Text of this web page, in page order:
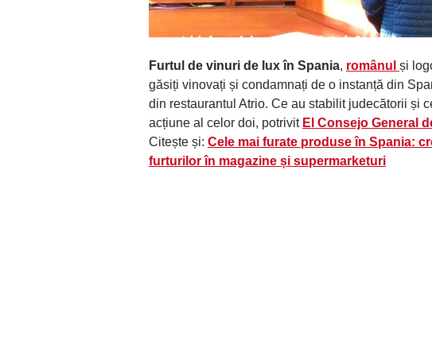
Furtul de vinuri de lux în Spania, românul și
găsiți vinovați și condamnați de o instanță din
din restaurantul Atrio. Ce au stabilit judecătorii și
acțiune al celor doi, potrivit El Consejo General
Citește și: Cele mai furate produse în Spania:
furturilor în magazine și supermarketuri